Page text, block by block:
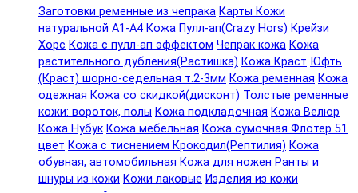
Заготовки ременные из чепрака Карты Кожи
натуральной А1-А4 Кожа Пулл-ап(Crazy Hors) Крейзи
Хорс Кожа с пулл-ап эффектом Чепрак кожа Кожа
растительного дубления(Растишка) Кожа Краст Юфть
(Краст) шорно-седельная т.2-3мм Кожа ременная Кожа
одежная Кожа со скидкой(дисконт) Толстые ременные
кожи: вороток, полы Кожа подкладочная Кожа Велюр
Кожа Нубук Кожа мебельная Кожа сумочная Флотер 51
цвет Кожа с тиснением Крокодил(Рептилия) Кожа
обувная, автомобильная Кожа для ножен Ранты и
шнуры из кожи Кожи лаковые Изделия из кожи